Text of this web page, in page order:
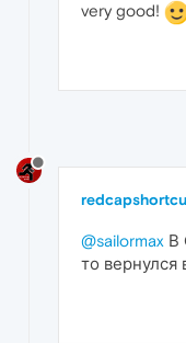
very good!
@sailormax В
то вернулся